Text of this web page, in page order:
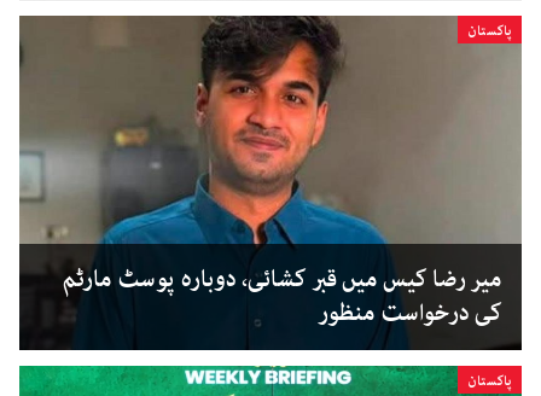
پاکستان
میر رضا کیس میں قبر کشائی، دوبارہ پوسٹ مارٹم
کی درخواست منظور
پاکستان